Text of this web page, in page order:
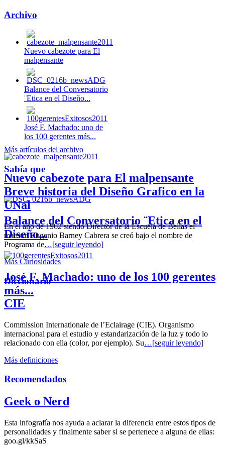
Archivo
Nuevo cabezote para El
malpensante
Balance del Conversatorio
¨Etica en el Diseño...
José F. Machado: uno de
los 100 gerentes más...
Nuevo cabezote para El malpensante
Balance del Conversatorio ¨Etica en el
Diseño...
José F. Machado: uno de los 100 gerentes
más...
Más artículos del archivo
Sabía que
Breve historia del Diseño Grafico en la
UNal
En el año de 1962 siendo Director de la Escuela de Bellas el
maestro Eugenio Barney Cabrera se creó bajo el nombre de
Programa de…[seguir leyendo]
Más Curiosidades
Diccionario
CIE
Commission Internationale de l’Eclairage (CIE). Organismo
internacional para el estudio y estandarización de la luz y todo lo
relacionado con ella (color, por ejemplo). Su…[seguir leyendo]
Más definiciones
Recomendados
Geek o Nerd
Esta infografía nos ayuda a aclarar la diferencia entre estos tipos de
personalidades y finalmente saber si se pertenece a alguna de ellas:
goo.gl/kkSaS